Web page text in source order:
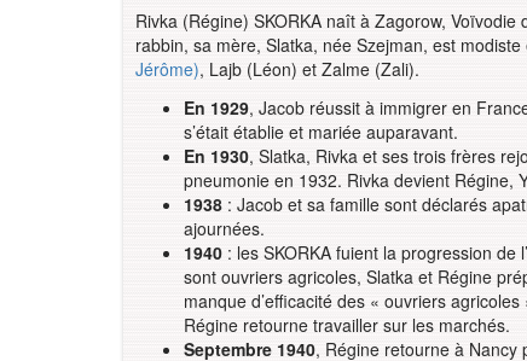
Rivka (Régine) SKORKA naît à Zagorow,
rabbin, sa mère, Slatka, née Szejman, est
Jérôme), Lajb (Léon) et Zalme (Zali).
En 1929, Jacob réussit à immigrer en
s’était établie et mariée auparavant.
En 1930, Slatka, Rivka et ses trois frères
pneumonie en 1932. Rivka devient Régine,
1938 : Jacob et sa famille sont déclarés
ajournées.
1940 : les SKORKA fuient la progression
sont ouvriers agricoles, Slatka et Régine
manque d’efficacité des « ouvriers
Régine retourne travailler sur les marchés.
Septembre 1940, Régine retourne à